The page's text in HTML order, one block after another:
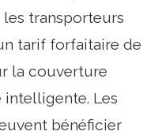
les transporteurs
tarif forfaitaire de
la couverture
intelligente. Les
bénéficier